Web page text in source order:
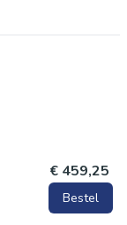
€ 459,25
Bestel